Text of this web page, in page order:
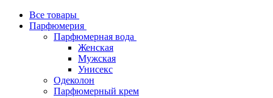
Все товары
Парфюмерия
Парфюмерная вода
Женская
Мужская
Унисекс
Одеколон
Парфюмерный крем